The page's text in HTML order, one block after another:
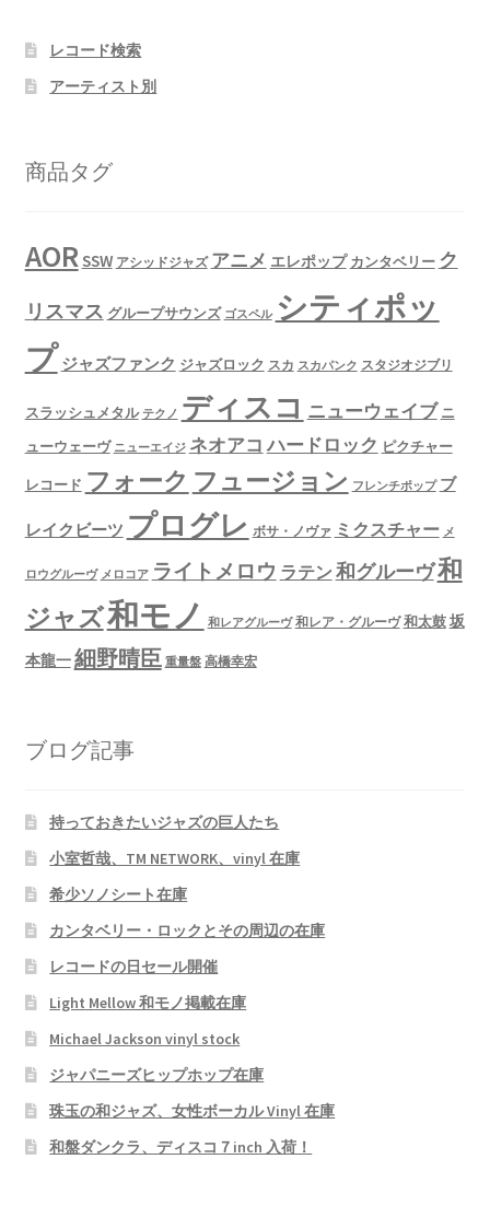
レコード検索
アーティスト別
商品タグ
AORSSW アシッドジャズ アニメ エレポップ カンタベリー ク
リスマス グループサウンズ ゴスペル シティポッ
プ ジャズファンク ジャズロック スカ スカパンク スタジオジブリ
スラッシュメタル テクノ ディスコ ニューウェイブ ニ
ューウェーヴ ニューエイジ ネオアコ ハードロック ピクチャー
レコード フォーク フュージョン フレンチポップ ブ
レイクビーツ プログレ ボサ・ノヴァ ミクスチャー メ
ロウグルーヴ メロコア ライトメロウ ラテン 和グルーヴ和
ジャズ和モノ 和レアグルーヴ 和レア・グルーヴ 和太鼓坂
本龍一細野晴臣 重量盤 高橋幸宏
ブログ記事
持っておきたいジャズの巨人たち
小室哲哉、TM NETWORK、vinyl 在庫
希少ソノシート在庫
カンタベリー・ロックとその周辺の在庫
レコードの日セール開催
Light Mellow 和モノ掲載在庫
Michael Jackson vinyl stock
ジャパニーズヒップホップ在庫
珠玉の和ジャズ、女性ボーカル Vinyl 在庫
和盤ダンクラ、ディスコ７inch 入荷！